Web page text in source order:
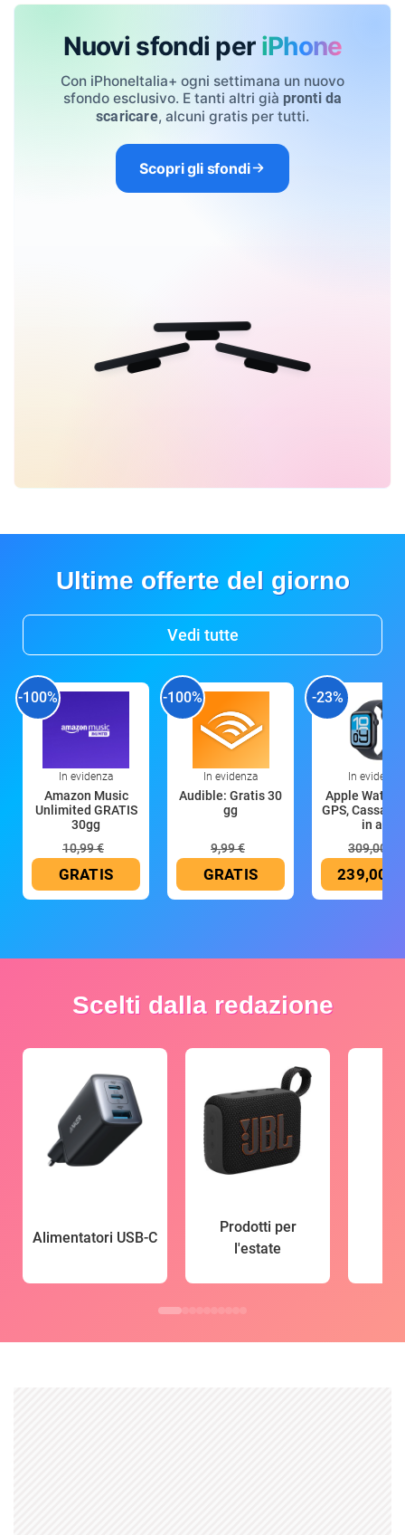
Nuovi sfondi per iPhone
Con iPhoneItalia+ ogni settimana un nuovo
sfondo esclusivo. E tanti altri già pronti da
scaricare, alcuni gratis per tutti.
Scopri gli sfondi
Ultime offerte del giorno
Vedi tutte
-100%
In evidenza
Amazon Music
Unlimited GRATIS
30gg
10,99 €
GRATIS
-100%
In evidenza
Audible: Gratis 30
gg
9,99 €
GRATIS
-23%
In evidenza
Apple Watch
GPS, Cassa
in all
309,00 €
239,00 €
Scelti dalla redazione
Alimentatori USB-C
Prodotti per
l'estate